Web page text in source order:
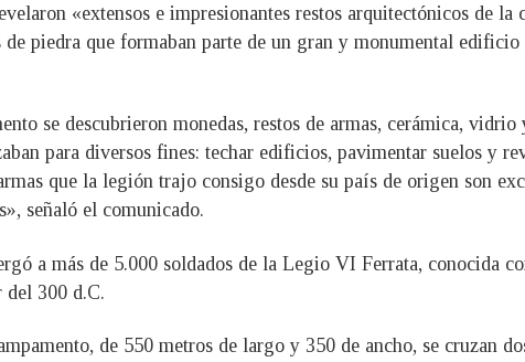
«extensos e impresionantes restos arquitectónicos de
de piedra que formaban parte de un gran y monumental
se descubrieron monedas, restos de armas, cerámica,
para diversos fines: techar edificios, pavimentar suelos y
que la legión trajo consigo desde su país de origen son
señaló el comunicado.
a más de 5.000 soldados de la Legio VI Ferrata, conocida
del 300 d.C.
de 550 metros de largo y 350 de ancho, se cruzan